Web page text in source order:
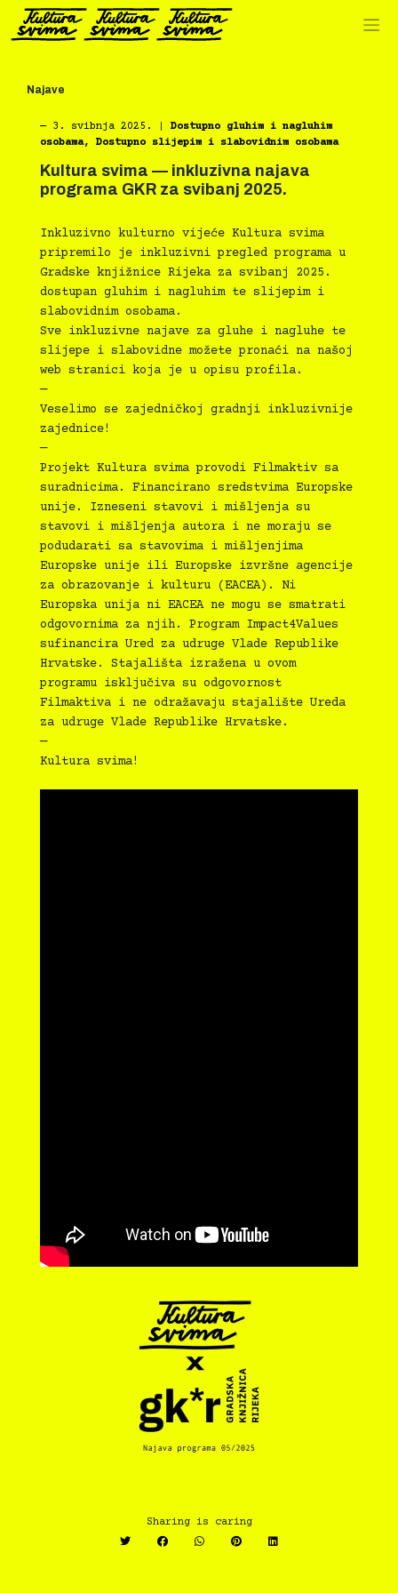
Preskoči
sadržaj
Najave
― 3. svibnja 2025.
Dostupno gluhim i nagluhim
osobama, Dostupno slijepim i slabovidnim osobama
Kultura svima — inkluzivna najava
programa GKR za svibanj 2025.
Inkluzivno kulturno vijeće Kultura svima
pripremilo je inkluzivni pregled programa u
Gradske knjižnice Rijeka za svibanj 2025.
dostupan gluhim i nagluhim te slijepim i
slabovidnim osobama.
Sve inkluzivne najave za gluhe i nagluhe te
slijepe i slabovidne možete pronaći na našoj
web stranici koja je u opisu profila.
—
Veselimo se zajedničkoj gradnji inkluzivnije
zajednice!
—
Projekt Kultura svima provodi Filmaktiv sa
suradnicima. Financirano sredstvima Europske
unije. Izneseni stavovi i mišljenja su
stavovi i mišljenja autora i ne moraju se
podudarati sa stavovima i mišljenjima
Europske unije ili Europske izvršne agencije
za obrazovanje i kulturu (EACEA). Ni
Europska unija ni EACEA ne mogu se smatrati
odgovornima za njih. Program Impact4Values
sufinancira Ured za udruge Vlade Republike
Hrvatske. Stajališta izražena u ovom
programu isključiva su odgovornost
Filmaktiva i ne odražavaju stajalište Ureda
za udruge Vlade Republike Hrvatske.
—
Kultura svima!
Sharing is caring